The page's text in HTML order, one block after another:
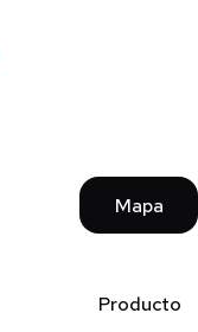
Mapa
Producto